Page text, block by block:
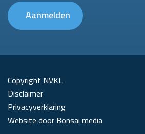
Aanmelden
Copyright NVKL
Disclaimer
Privacyverklaring
Website door Bonsai media